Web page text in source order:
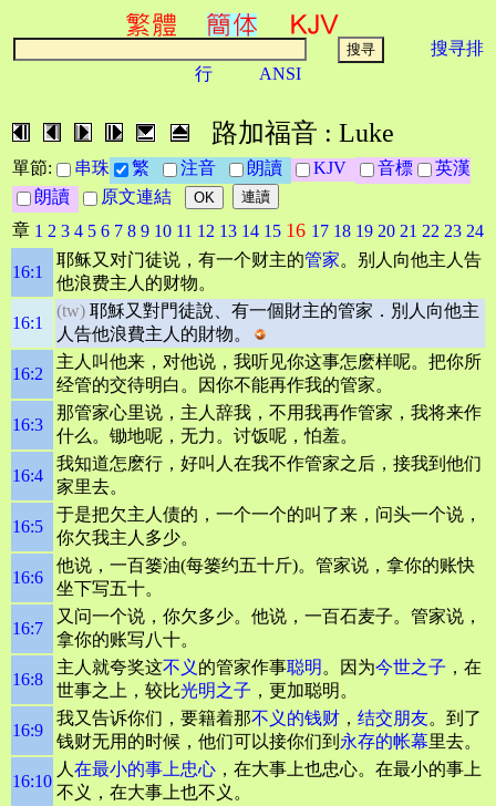
搜寻排
行
ANSI
路加福音 : Luke
單節: 串珠 繁 注音 朗讀 KJV 音標
英漢
朗讀
原文連結
章 1 2 3 4 5 6 7 8 9 10 11 12 13 14 15 16 17 18 19 20 21 22 23 24
16:1
耶稣又对门徒说，有一个财主的管家。别人向他主人告
他浪费主人的财物。
16:1
(tw) 耶穌又對門徒說、有一個財主的管家．別人向他主
人告他浪費主人的財物。
16:2
主人叫他来，对他说，我听见你这事怎麽样呢。把你所
经管的交待明白。因你不能再作我的管家。
16:3
那管家心里说，主人辞我，不用我再作管家，我将来作
什么。锄地呢，无力。讨饭呢，怕羞。
16:4
我知道怎麽行，好叫人在我不作管家之后，接我到他们
家里去。
16:5
于是把欠主人债的，一个一个的叫了来，问头一个说，
你欠我主人多少。
16:6
他说，一百篓油(每篓约五十斤)。管家说，拿你的账快
坐下写五十。
16:7
又问一个说，你欠多少。他说，一百石麦子。管家说，
拿你的账写八十。
16:8
主人就夸奖这不义 的管家作事聪明 。因为今世之子 ，在
世事之上，较比光明之子 ，更加聪明。
16:9
我又告诉你们，要籍着那不义的钱财 ， 结交朋友。到了
钱财无用的时候，他们可以接你们到 永存的帐幕里去。
16:10
人 在最小的事上忠心 ，在大事上也忠心。在最小的事上
不义，在大事上也不义。